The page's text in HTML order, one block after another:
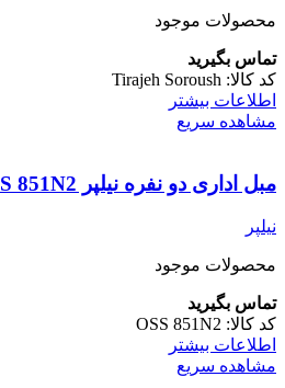
محصولات موجود
تماس بگیرید
کد کالا: Tirajeh Soroush
اطلاعات بیشتر
مشاهده سریع
مبل اداری دو نفره نیلپر Nilper OSS 851N2
نیلپر
محصولات موجود
تماس بگیرید
کد کالا: OSS 851N2
اطلاعات بیشتر
مشاهده سریع